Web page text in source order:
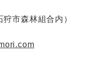
市森林組合内）